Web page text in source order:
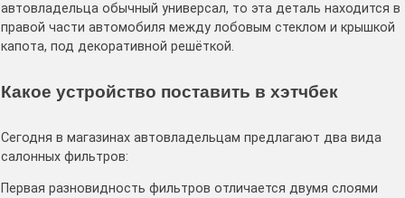
автовладельца обычный универсал, то эта деталь находится в
правой части автомобиля между лобовым стеклом и крышкой
капота, под декоративной решёткой.
Какое устройство поставить в хэтчбек
Сегодня в магазинах автовладельцам предлагают два вида
салонных фильтров:
Первая разновидность фильтров отличается двумя слоями